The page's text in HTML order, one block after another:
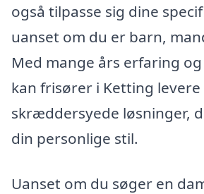
også tilpasse sig dine
uanset om du er barn,
Med mange års erfaring
kan frisører i Ketting levere
skræddersyede løsninger,
din personlige stil.
Uanset om du søger en